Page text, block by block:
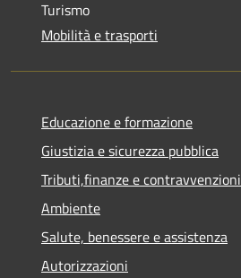
Turismo
Mobilità e trasporti
Educazione e formazione
Giustizia e sicurezza pubblica
Tributi,finanze e contravvenzioni
Ambiente
Salute, benessere e assistenza
Autorizzazioni